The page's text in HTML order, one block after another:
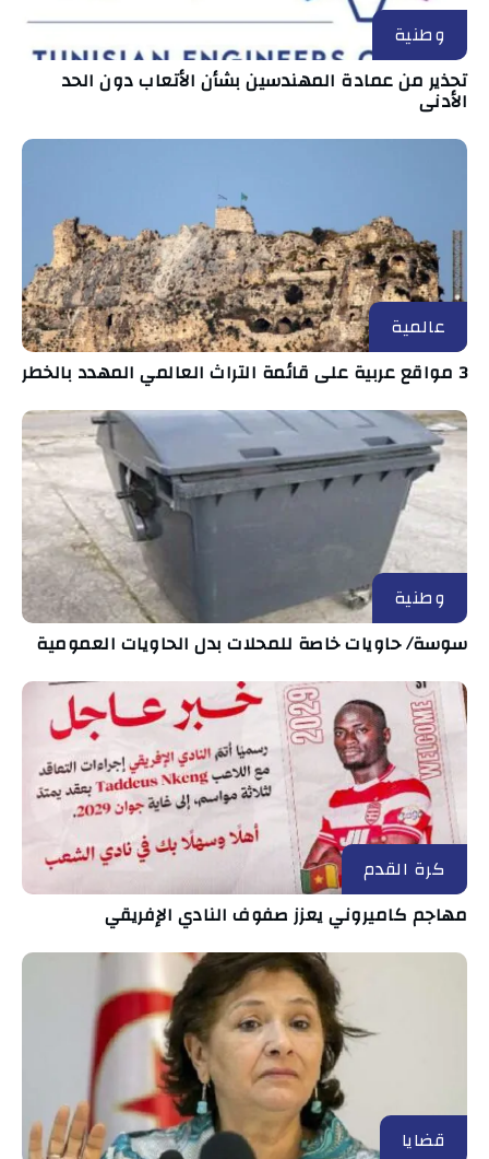
وطنية
تحذير من عمادة المهندسين بشأن الأتعاب دون الحد
الأدنى
عالمية
3 مواقع عربية على قائمة التراث العالمي المهدد بالخطر
وطنية
سوسة/ حاويات خاصة للمحلات بدل الحاويات العمومية
كرة القدم
مهاجم كاميروني يعزز صفوف النادي الإفريقي
قضايا